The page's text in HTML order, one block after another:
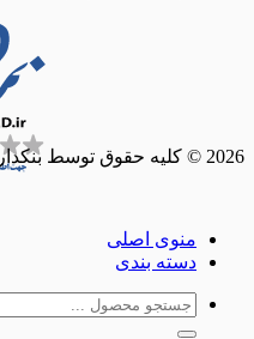
2026 © کلیه حقوق توسط بنکداری آجیلی محفوظ میباشد.
منوی اصلی
دسته بندی
جستجو